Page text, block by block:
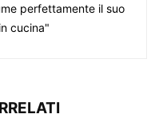
perfettamente il suo
cucina"